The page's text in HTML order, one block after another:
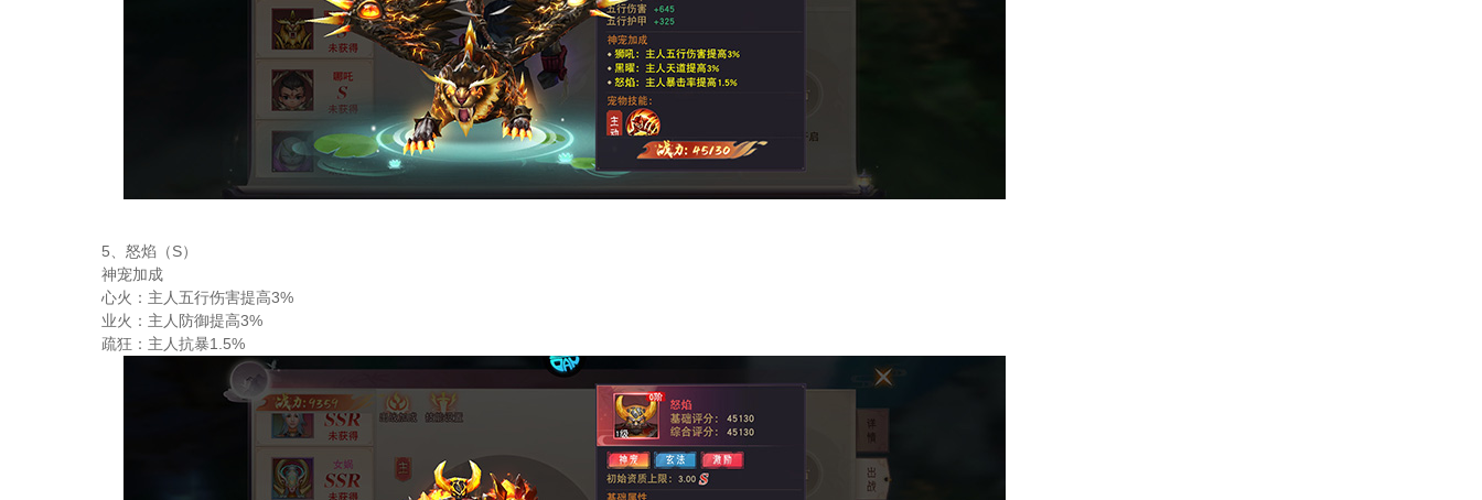
5、怒焰（S）
神宠加成
心火：主人五行伤害提高3%
业火：主人防御提高3%
疏狂：主人抗暴1.5%